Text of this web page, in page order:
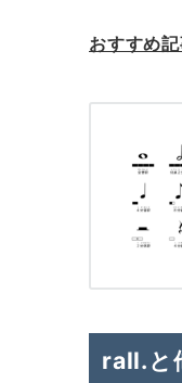
おすすめ
rall.と